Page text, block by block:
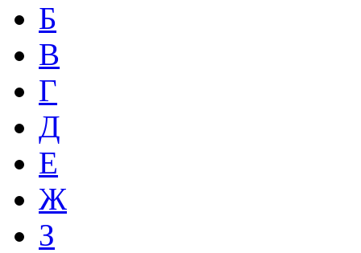
Б
В
Г
Д
Е
Ж
З